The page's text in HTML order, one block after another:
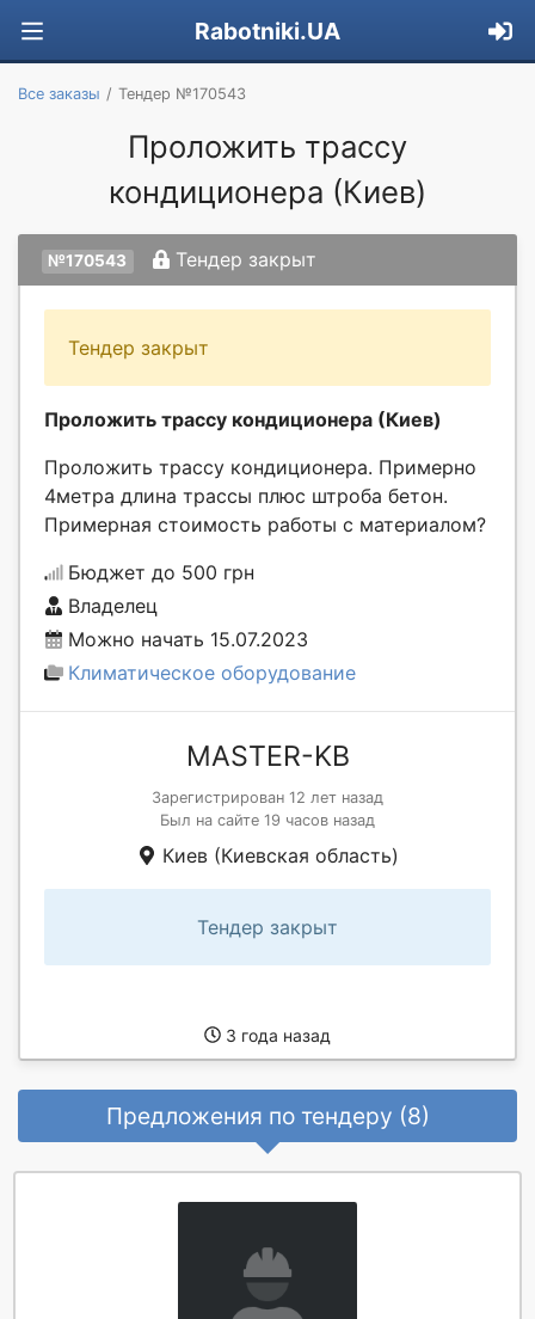
Rabotniki.UA
Все заказы Тендер №170543
Проложить трассу
кондиционера (Киев)
№170543 Тендер закрыт
Тендер закрыт
Проложить трассу кондиционера (Киев)
Проложить трассу кондиционера. Примерно
4метра длина трассы плюс штроба бетон.
Примерная стоимость работы с материалом?
Бюджет до 500 грн
Владелец
Можно начать 15.07.2023
Климатическое оборудование
MASTER-KB
Зарегистрирован 12 лет назад
Был на сайте 19 часов назад
Киев (Киевская область)
Тендер закрыт
3 года назад
Предложения по тендеру (8)